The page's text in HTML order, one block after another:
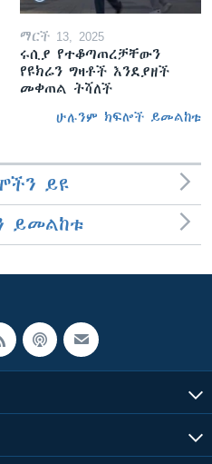
ማርች 13, 2025
ሩሲያ የተቆጣጠረቻቸውን
የዩክሬን ግዛቶች እንደያዘች
መቀጠል ትሻለች
ሁሉንም ክፍሎች ይመልከቱ
ይዩ
ይመልከቱ